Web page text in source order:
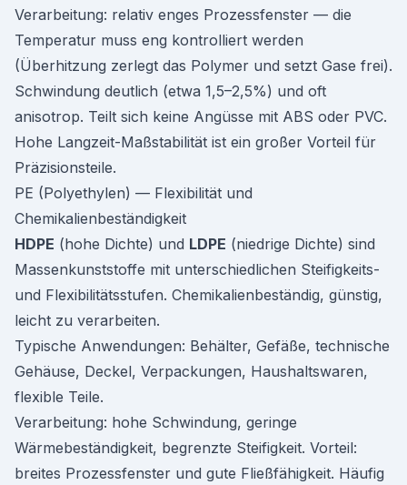
Verarbeitung: relativ enges Prozessfenster — die
Temperatur muss eng kontrolliert werden
(Überhitzung zerlegt das Polymer und setzt Gase frei).
Schwindung deutlich (etwa 1,5–2,5%) und oft
anisotrop. Teilt sich keine Angüsse mit ABS oder PVC.
Hohe Langzeit-Maßstabilität ist ein großer Vorteil für
Präzisionsteile.
PE (Polyethylen) — Flexibilität und
Chemikalienbeständigkeit
HDPE (hohe Dichte) und LDPE (niedrige Dichte) sind
Massenkunststoffe mit unterschiedlichen Steifigkeits-
und Flexibilitätsstufen. Chemikalienbeständig, günstig,
leicht zu verarbeiten.
Typische Anwendungen: Behälter, Gefäße, technische
Gehäuse, Deckel, Verpackungen, Haushaltswaren,
flexible Teile.
Verarbeitung: hohe Schwindung, geringe
Wärmebeständigkeit, begrenzte Steifigkeit. Vorteil:
breites Prozessfenster und gute Fließfähigkeit. Häufig